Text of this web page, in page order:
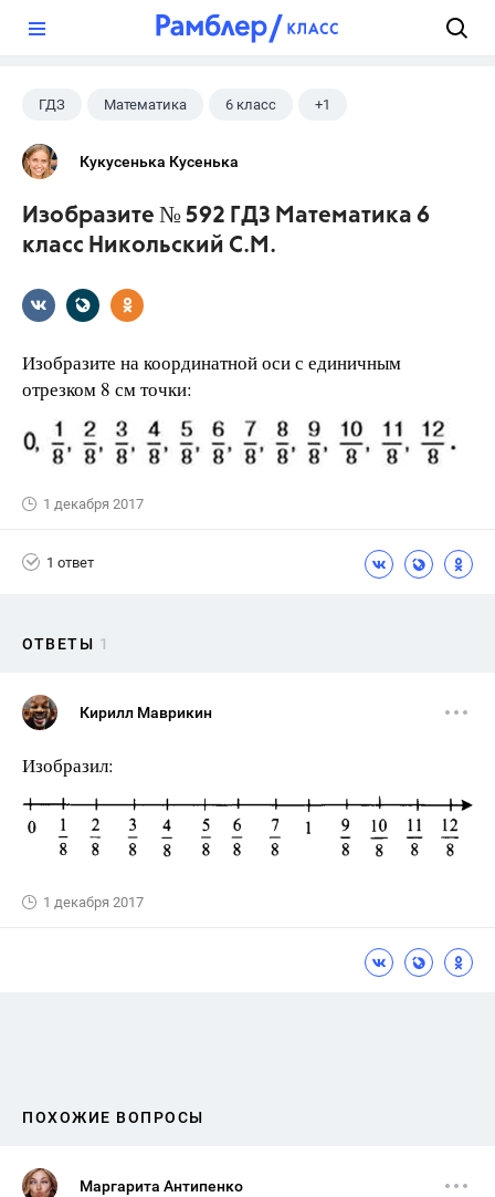
ГДЗ Математика 6 класс +1
Никольский С.М.
Кукусенька Кусенька
Изобразите № 592 ГДЗ Математика 6
класс Никольский С.М.
Изобразите на координатной оси с единичным
отрезком 8 см точки:
1 декабря 2017
1 ответ
ОТВЕТЫ 1
Кирилл Маврикин
Изобразил:
1 декабря 2017
ПОХОЖИЕ ВОПРОСЫ
Маргарита Антипенко